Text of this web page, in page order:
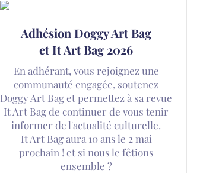
Adhésion Doggy Art Bag
et It Art Bag 2026
En adhérant, vous rejoignez une
communauté engagée, soutenez
Doggy Art Bag et permettez à sa revue
It Art Bag de continuer de vous tenir
informer de l'actualité culturelle.
It Art Bag aura 10 ans le 2 mai
prochain ! et si nous le fêtions
ensemble ?